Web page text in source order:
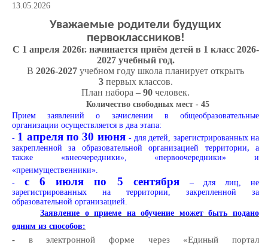
13.05.2026
Уважаемые родители будущих
первоклассников!
С 1 апреля 2026г. начинается приём детей в 1 класс 2026-
2027 учебный год.
В 2026-2027 учебном году школа планирует открыть
3 первых классов.
План набора – 90 человек.
Количество свободных мест - 45
Прием заявлений о зачислении в общеобразовательные
организации осуществляется в два этапа:
- 1 апреля по 30 июня - для детей, зарегистрированных на
закрепленной за образовательной организацией территории,а
также «внеочередники», «первоочередники» и
«преимущественники».
-с 6 июля по 5 сентября
– для лиц, не
зарегистрированных на территории, закрепленной за
образовательной организацией.
Заявление о приеме на обучение может быть подано
одним из способов:
- в электронной форме через «Единый портал